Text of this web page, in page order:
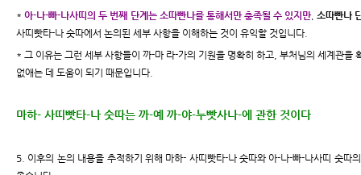
*아-나-빠-나사띠의 두 번째 단계는 소따빤나를 통해서만 충족될 수 있지만,소따빤나
사띠빳타-나 숫따에서 논의된 세부 사항을 이해하는 것이 유익할 것입니다.
* 그 이유는 그런 세부 사항들이 까-마 라-가의 기원을 명확히 하고, 부처님의 세계관을
없애는 데 도움이 되기 때문입니다.
마하- 사띠빳타-나 숫따는 까-예 까-야-누빳사나-에 관한 것이다
5. 이후의 논의 내용을 추적하기 위해 마하- 사띠빳타-나 숫따와 아-나-빠-나사띠 숫따